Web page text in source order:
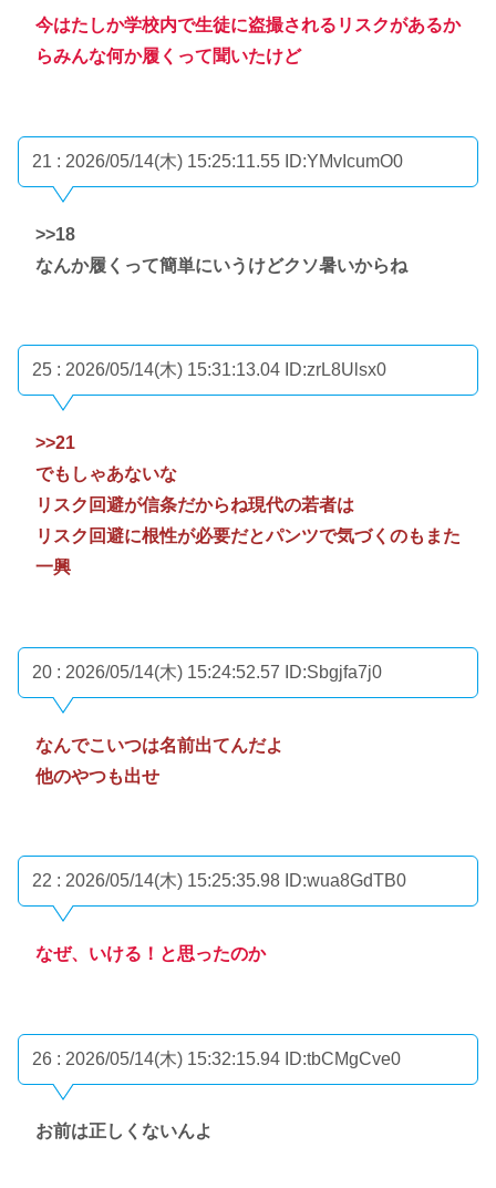
今はたしか学校内で生徒に盗撮されるリスクがあるか
らみんな何か履くって聞いたけど
21 : 2026/05/14(木) 15:25:11.55 ID:YMvIcumO0
>>18
なんか履くって簡単にいうけどクソ暑いからね
25 : 2026/05/14(木) 15:31:13.04 ID:zrL8Ulsx0
>>21
でもしゃあないな
リスク回避が信条だからね現代の若者は
リスク回避に根性が必要だとパンツで気づくのもまた
一興
20 : 2026/05/14(木) 15:24:52.57 ID:Sbgjfa7j0
なんでこいつは名前出てんだよ
他のやつも出せ
22 : 2026/05/14(木) 15:25:35.98 ID:wua8GdTB0
なぜ、いける！と思ったのか
26 : 2026/05/14(木) 15:32:15.94 ID:tbCMgCve0
お前は正しくないんよ